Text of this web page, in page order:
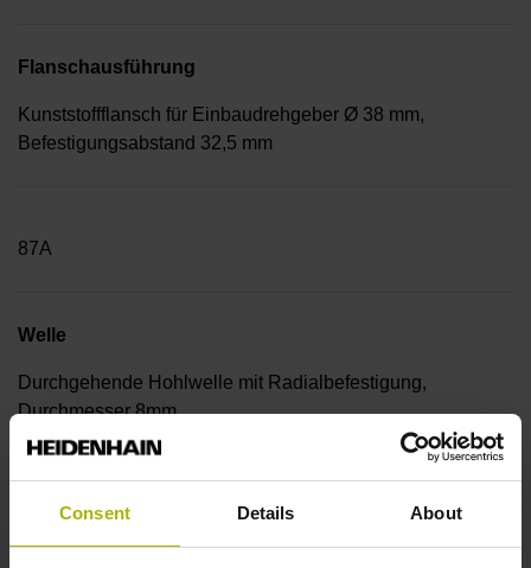
Consent Details About
Flanschausführung
Kunststoffflansch für Einbaudrehgeber Ø 38 mm,
Befestigungsabstand 32,5 mm
87A
Welle
Durchgehende Hohlwelle mit Radialbefestigung,
Durchmesser 8mm